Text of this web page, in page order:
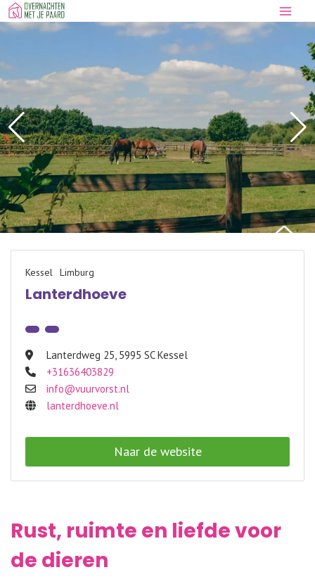
Doorgaan
naar
Kessel Limburg
Lanterdhoeve
Lanterdweg 25, 5995 SC Kessel
+31636403829
info@vuurvorst.nl
lanterdhoeve.nl
Naar de website
Rust, ruimte en liefde voor
de dieren